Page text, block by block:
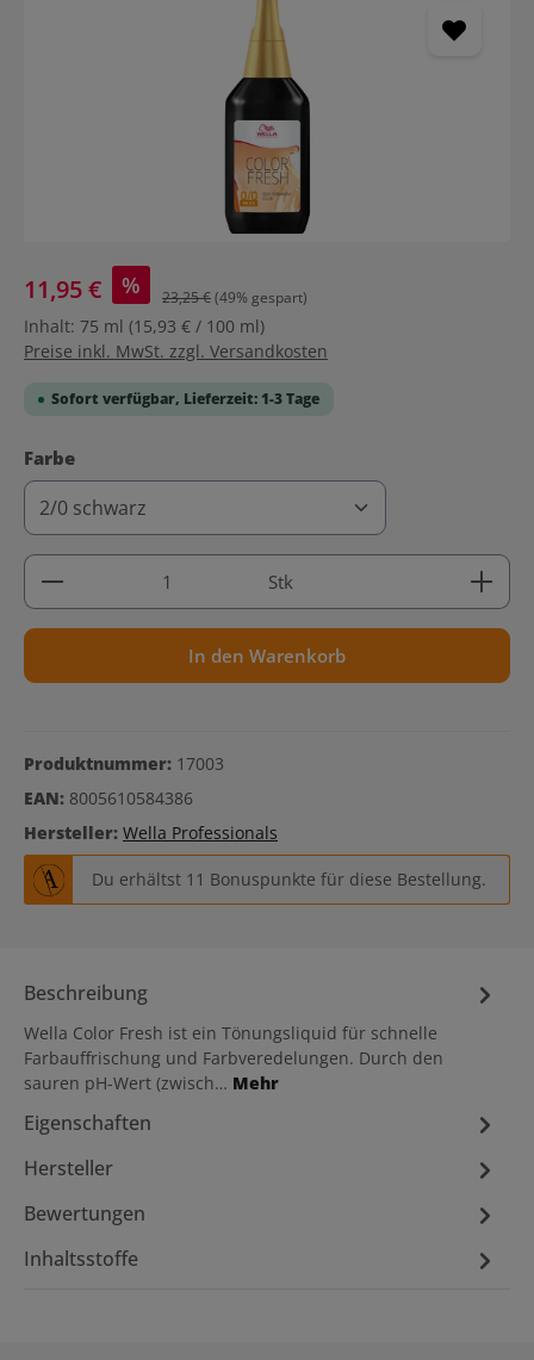
11,95 € % 23,25 €(49% gespart)
Inhalt: 75 ml (15,93 € / 100 ml)
Preise inkl. MwSt. zzgl. Versandkosten
Sofort verfügbar, Lieferzeit: 1-3 Tage
Farbeauswählen
Produkt Anzahl: Gib den gewünschten Wert ein
Stk
In den Warenkorb
Produktnummer: 17003
EAN: 8005610584386
Hersteller: Wella Professionals
Du erhältst 11 Bonuspunkte für diese Bestellung.
Beschreibung
Wella Color Fresh ist ein Tönungsliquid für schnelle
Farbauffrischung und Farbveredelungen. Durch den
sauren pH-Wert (zwisch… Mehr
Eigenschaften
Hersteller
Bewertungen
Inhaltsstoffe